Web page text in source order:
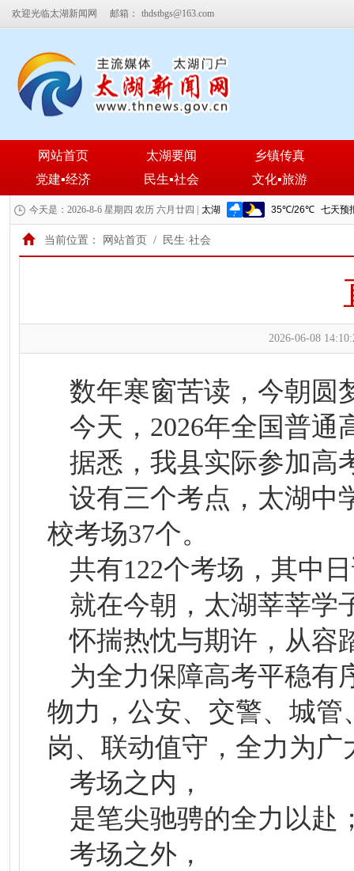
欢迎光临太湖新闻网 邮箱： thdstbgs@163.com
网站首页 太湖要闻
乡镇传真
党建▪经济
民生▪社会 文化▪旅游
今天是：2026-8-6 星期四 农历 六月廿四 |
当前位置： 网站首页 / 民生·社会
2026-06-08
数年寒窗苦读，今朝圆
今天，2026年全国普
据悉，我县实际参加高
设有三个考点，太湖中
校考场37个。
共有122个考场，其中
就在今朝，太湖莘莘学
怀揣热忱与期许，从容
为全力保障高考平稳有
物力，公安、交警、城
岗、联动值守，全力为
考场之内，
是笔尖驰骋的全力以赴
考场之外，